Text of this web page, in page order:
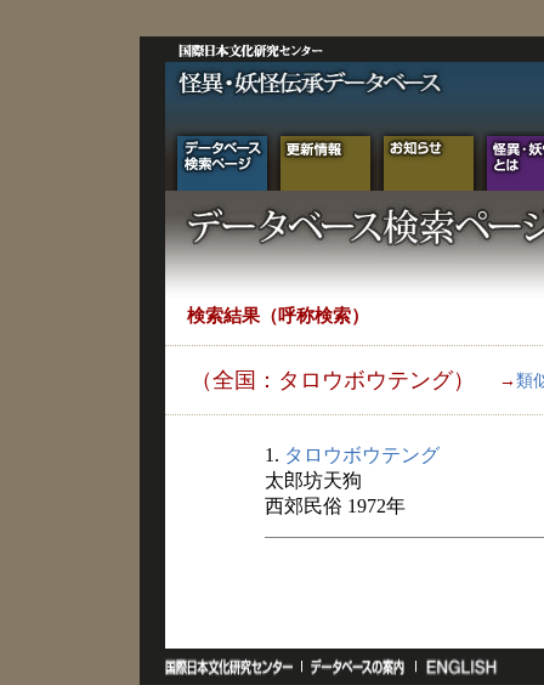
検索結果（呼称検索）
（全国：タロウボウテング） → 類
1. タロウボウテング
太郎坊天狗
西郊民俗 1972年